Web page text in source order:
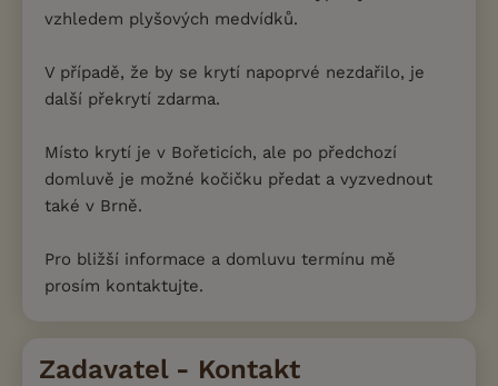
vzhledem plyšových medvídků.
V případě, že by se krytí napoprvé nezdařilo, je
další překrytí zdarma.
​Místo krytí je v Bořeticích, ale po předchozí
domluvě je možné kočičku předat a vyzvednout
také v Brně.
Pro bližší informace a domluvu termínu mě
prosím kontaktujte.
Zadavatel - Kontakt